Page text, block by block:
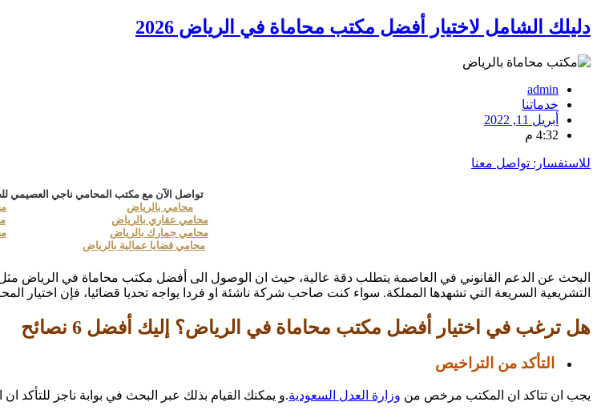
دليلك الشامل لاختيار أفضل مكتب محاماة في الرياض 2026
admin
خدماتنا
أبريل 11, 2022
4:32 م
للاستفسار: تواصل معنا
تواصل الآن مع مكتب المحامي ناجي العصيمي
محامي بالرياض
محامي عقاري بالرياض
محامي جمارك بالرياض
محامي قضايا عمالية بالرياض
البحث عن الدعم القانوني في العاصمة يتطلب دقة عالية، حيث ان الوصول الى أفضل مكتب محاماة في الرياض
التشريعية السريعة التي تشهدها المملكة. سواء كنت صاحب شركة ناشئة او فردا يواجه تحديا قضائيا، فإن اختيار
هل ترغب في اختيار أفضل مكتب محاماة في الرياض؟ إليك أفضل 6 نصائح
التأكد من التراخيص
يجب ان تتاكد ان المكتب مرخص من وزارة العدل السعودية.و يمكنك القيام بذلك عبر البحث في بوابة ناجز